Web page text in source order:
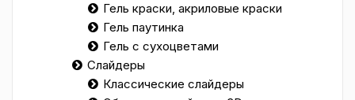
Гель краски, акриловые краски
Гель паутинка
Гель с сухоцветами
Слайдеры
Классические слайдеры